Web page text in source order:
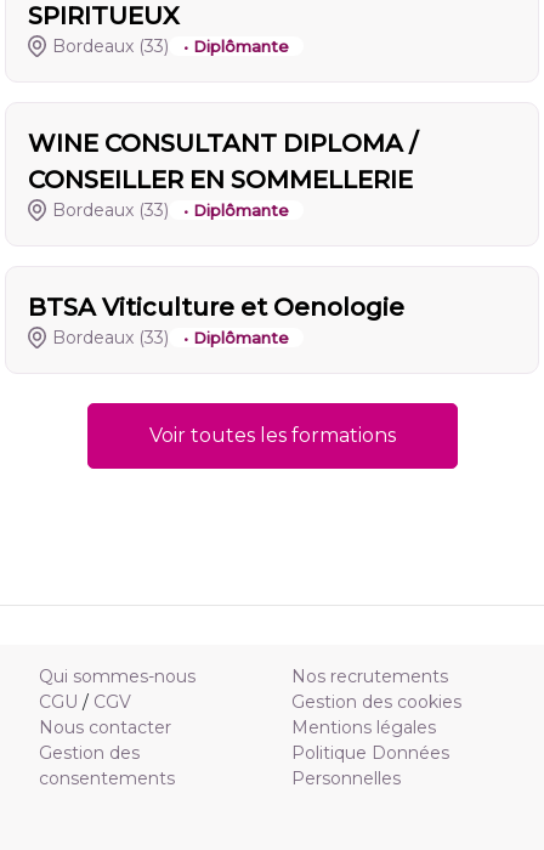
SPIRITUEUX
Bordeaux (33) • Diplômante
WINE CONSULTANT DIPLOMA /
CONSEILLER EN SOMMELLERIE
Bordeaux (33) • Diplômante
BTSA Viticulture et Oenologie
Bordeaux (33) • Diplômante
Voir toutes les formations
Qui sommes-nous
CGU / CGV
Nous contacter
Gestion des
consentements
Nos recrutements
Gestion des cookies
Mentions légales
Politique Données
Personnelles